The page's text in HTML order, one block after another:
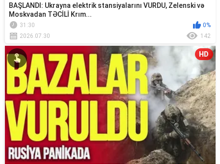
BAŞLANDI: Ukrayna elektrik stansiyalarını VURDU, Zelenski və
Moskvadan TƏCİLİ Krım...
31:30
0%
2026.07.30
142
HD